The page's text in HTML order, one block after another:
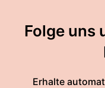
Folge uns
Erhalte